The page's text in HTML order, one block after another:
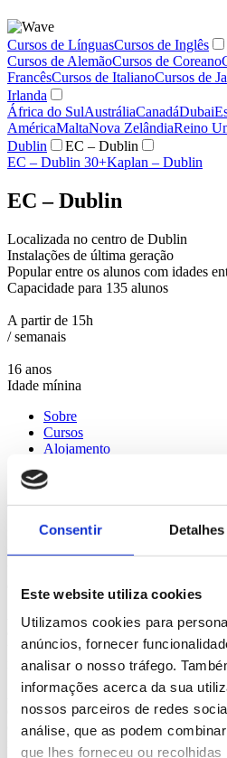
Consentir Detalhes
Este website utiliza cookies
Utilizamos cookies para
anúncios, fornecer
analisar o nosso tráfego.
informações acerca da sua
nossos parceiros de redes
análise, que as podem
que lhes forneceu ou
Cursos de LínguasCursos de Inglês
Cursos de AlemãoCursos de Coreano
FrancêsCursos de ItalianoCursos de
Irlanda
África do SulAustráliaCanadáDubai
AméricaMaltaNova ZelândiaReino
Dublin
EC – Dublin
EC – Dublin 30+Kaplan – Dublin
EC – Dublin
Localizada no centro de Dublin
Instalações de última geração
Popular entre os alunos com idades
Capacidade para 135 alunos
A partir de 15h
/ semanais
16 anos
Idade mínina
Sobre
Cursos
Alojamento
Fundada em 2017, a EC – Dublin é
última geração, localizada no centro
A escola tem capacidade para 135
aula, equipadas com quadros
um lounge para estudantes, wifi
individual e um café.
A EC é uma rede de escolas de
diferentes e com mais de 29 escolas.
estudantes de 120 países escolhem a